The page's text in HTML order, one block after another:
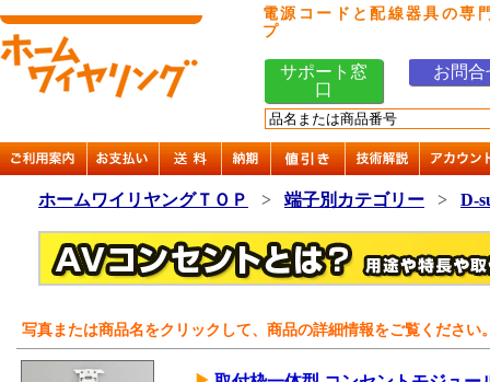
電源コードと配線器具の専
プ
サポート窓
口
お問合
ホームワイリヤングＴＯＰ > 端子別カテゴリー > D-
写真または商品名をクリックして、商品の詳細情報をご覧ください